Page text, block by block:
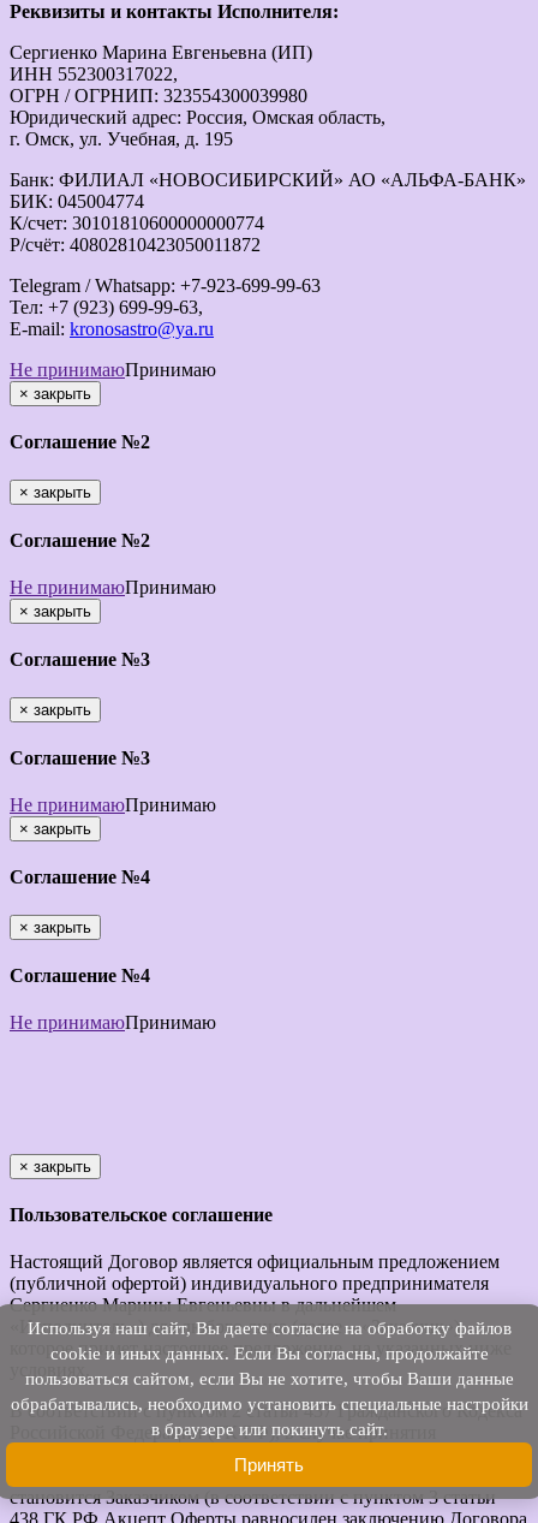
Используя наш cайт, Вы даете согласие на обработку файлов
cookie и иных данных. Если Вы согласны, продолжайте
пользоваться сайтом, если Вы не хотите, чтобы Ваши данные
обрабатывались, необходимо установить специальные настройки
в браузере или покинуть сайт.
Принять
Реквизиты и контакты Исполнителя:
Сергиенко Марина Евгеньевна (ИП)
ИНН 552300317022,
ОГРН / ОГРНИП: 323554300039980
Юридический адрес: Россия, Омская область,
г. Омск, ул. Учебная, д. 195
Банк: ФИЛИАЛ «НОВОСИБИРСКИЙ» АО «АЛЬФА-БАНК»
БИК: 045004774
К/счет: 30101810600000000774
Р/счёт: 40802810423050011872
Telegram / Whatsapp: +7-923-699-99-63
Тел: +7 (923) 699-99-63,
E-mail: kronosastro@ya.ru
Не принимаюПринимаю
× закрыть
Соглашение №2
× закрыть
Соглашение №2
Не принимаюПринимаю
× закрыть
Соглашение №3
× закрыть
Соглашение №3
Не принимаюПринимаю
× закрыть
Соглашение №4
× закрыть
Соглашение №4
Не принимаюПринимаю
× закрыть
Пользовательское соглашение
Настоящий Договор является официальным предложением
(публичной офертой) индивидуального предпринимателя
Сергиенко Марины Евгеньевны в дальнейшем
«Исполнитель») для любого лица (далее – «Заказчик»),
которое примет настоящее предложение, на указанных ниже
В соответствии с пунктом 2 статьи 437 Гражданского Кодекса
Российской Федерации (ГК РФ), в случае принятия
изложенных ниже условий и оплаты Услуг юридическое или
физическое лицо, производящее Акцепт этой Оферты,
становится Заказчиком (в соответствии с пунктом 3 статьи